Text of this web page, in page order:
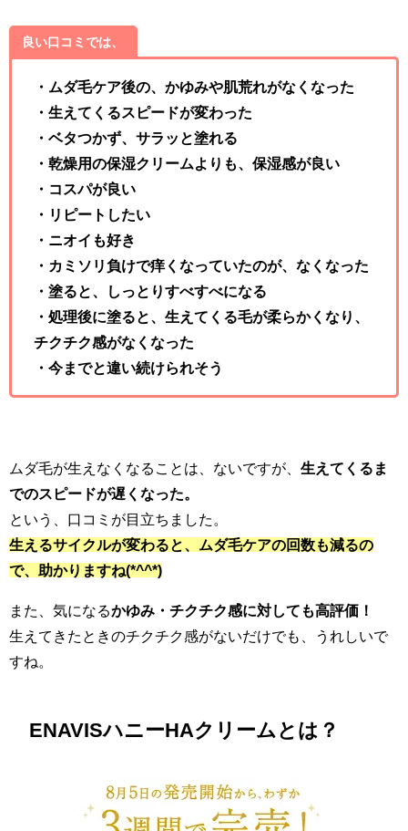
良い口コミでは、
・ムダ毛ケア後の、かゆみや肌荒れがなくなった
・生えてくるスピードが変わった
・ベタつかず、サラッと塗れる
・乾燥用の保湿クリームよりも、保湿感が良い
・コスパが良い
・リピートしたい
・ニオイも好き
・カミソリ負けで痒くなっていたのが、なくなった
・塗ると、しっとりすべすべになる
・処理後に塗ると、生えてくる毛が柔らかくなり、
チクチク感がなくなった
・今までと違い続けられそう
ムダ毛が生えなくなることは、ないですが、 生えてくるま
でのスピードが遅くなった。
という、口コミが目立ちました。
生えるサイクルが変わると、ムダ毛ケアの回数も減るの
で、助かりますね(*^^*)
また、気になるかゆみ・チクチク感に対しても高評価！
生えてきたときのチクチク感がないだけでも、うれしいで
すね。
ENAVISハニーHAクリームとは？